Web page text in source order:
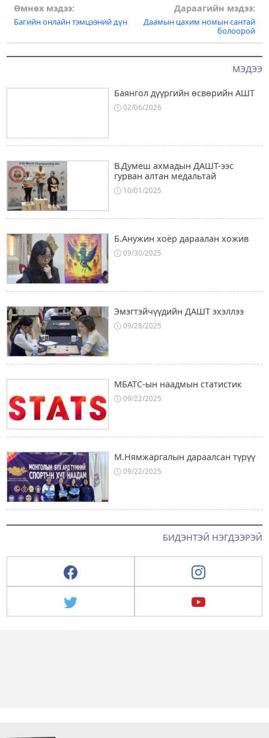
МЭДЭЭ
Баянгол дүүргийн өсвөрийн АШТ
02/06/2026
В.Думеш ахмадын ДАШТ-ээс
гурван алтан медальтай
10/01/2025
Б.Анужин хоёр дараалан хожив
09/30/2025
Эмэгтэйчүүдийн ДАШТ эхэллээ
09/28/2025
МБАТС-ын наадмын статистик
09/22/2025
М.Нямжаргалын дараалсан түрүү
09/22/2025
БИДЭНТЭЙ НЭГДЭЭРЭЙ
Post
navigation
Өмнөх мэдээ:
Багийн онлайн тэмцээний дүн
Дараагийн мэдээ:
Даамын цахим номын сантай
болоорой